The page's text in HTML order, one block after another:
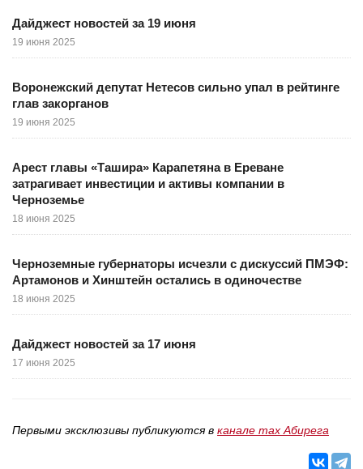
Дайджест новостей за 19 июня
19 июня 2025
Воронежский депутат Нетесов сильно упал в рейтинге
глав закорганов
19 июня 2025
Арест главы «Ташира» Карапетяна в Ереване
затрагивает инвестиции и активы компании в
Черноземье
18 июня 2025
Черноземные губернаторы исчезли с дискуссий ПМЭФ:
Артамонов и Хинштейн остались в одиночестве
18 июня 2025
Дайджест новостей за 17 июня
17 июня 2025
Первыми эксклюзивы публикуются в канале max Абирега